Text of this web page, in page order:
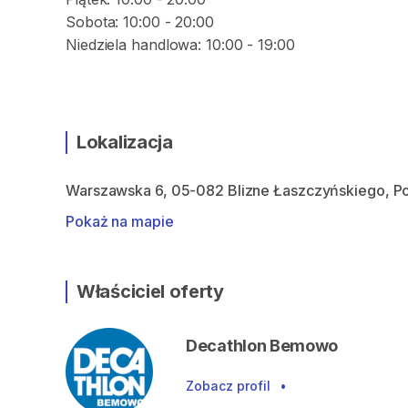
Sobota: 10:00 - 20:00
Niedziela handlowa: 10:00 - 19:00
Lokalizacja
Warszawska 6, 05-082 Blizne Łaszczyńskiego,
Pokaż na mapie
Właściciel oferty
Decathlon Bemowo
Zobacz profil •